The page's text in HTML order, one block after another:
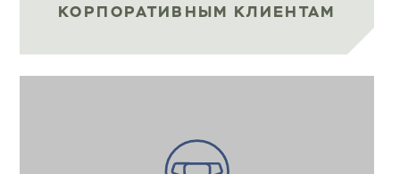
КОРПОРАТИВНЫМ КЛИЕНТАМ